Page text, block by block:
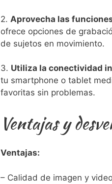
2.⁣ Aprovecha las
ofrece⁤ opciones de
de​ sujetos⁣ en movimiento.
3. Utiliza la conectividad
tu smartphone o tablet
favoritas sin problemas.
Ventajas⁢ y
Ventajas:
– Calidad de imagen y